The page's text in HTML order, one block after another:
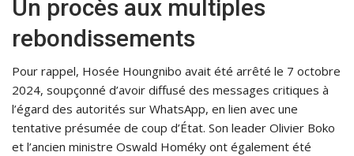
Un procès aux multiples
rebondissements
Pour rappel, Hosée Houngnibo avait été arrêté le 7 octobre
2024, soupçonné d’avoir diffusé des messages critiques à
l’égard des autorités sur WhatsApp, en lien avec une
tentative présumée de coup d’État. Son leader Olivier Boko
et l’ancien ministre Oswald Homéky ont également été